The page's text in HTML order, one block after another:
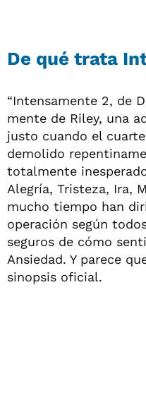
De qué trata
“Intensamente 2, de
mente de Riley, una
justo cuando el
demolido
totalmente
Alegría, Tristeza, Ira,
mucho tiempo han
operación según
seguros de cómo
Ansiedad. Y parece
sinopsis oficial.